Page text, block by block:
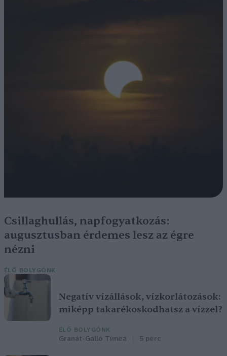
Csillaghullás, napfogyatkozás:
augusztusban érdemes lesz az égre
nézni
ÉLŐ BOLYGÓNK
Negatív vízállások, vízkorlátozások:
miképp takarékoskodhatsz a vízzel?
ÉLŐ BOLYGÓNK
Granát-Galló Tímea 5 perc